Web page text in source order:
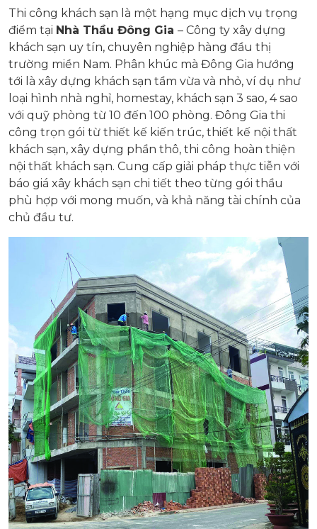
Thi công khách sạn là một hạng mục dịch vụ trọng
điểm tại Nhà Thầu Đông Gia – Công ty xây dựng
khách sạn uy tín, chuyên nghiệp hàng đầu thị
trường miền Nam. Phân khúc mà Đông Gia hướng
tới là xây dựng khách sạn tầm vừa và nhỏ, ví dụ như
loại hình nhà nghỉ, homestay, khách sạn 3 sao, 4 sao
với quỹ phòng từ 10 đến 100 phòng. Đông Gia thi
công trọn gói từ thiết kế kiến trúc, thiết kế nội thất
khách sạn, xây dựng phần thô, thi công hoàn thiện
nội thất khách sạn. Cung cấp giải pháp thực tiễn với
báo giá xây khách sạn chi tiết theo từng gói thầu
phù hợp với mong muốn, và khả năng tài chính của
chủ đầu tư.